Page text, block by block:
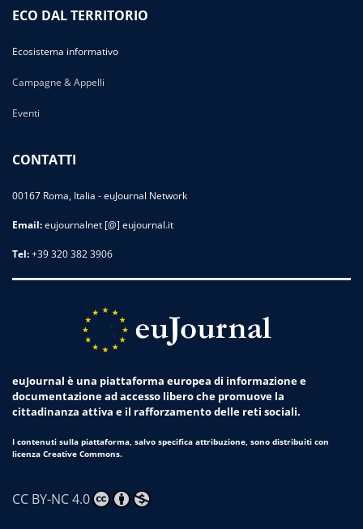
ECO DAL TERRITORIO
Ecosistema informativo
Campagne & Appelli
Eventi
CONTATTI
00167 Roma, Italia - euJournal Network
Email:eujournalnet [@] eujournal.it
Tel:+39 320 382 3906
euJournal è una piattaforma europea di informazione e
documentazione ad accesso libero che promuove la
cittadinanza attiva e il rafforzamento delle reti sociali.
I contenuti sulla piattaforma, salvo specifica attribuzione, sono distribuiti con
licenza Creative Commons.
CC BY-NC 4.0